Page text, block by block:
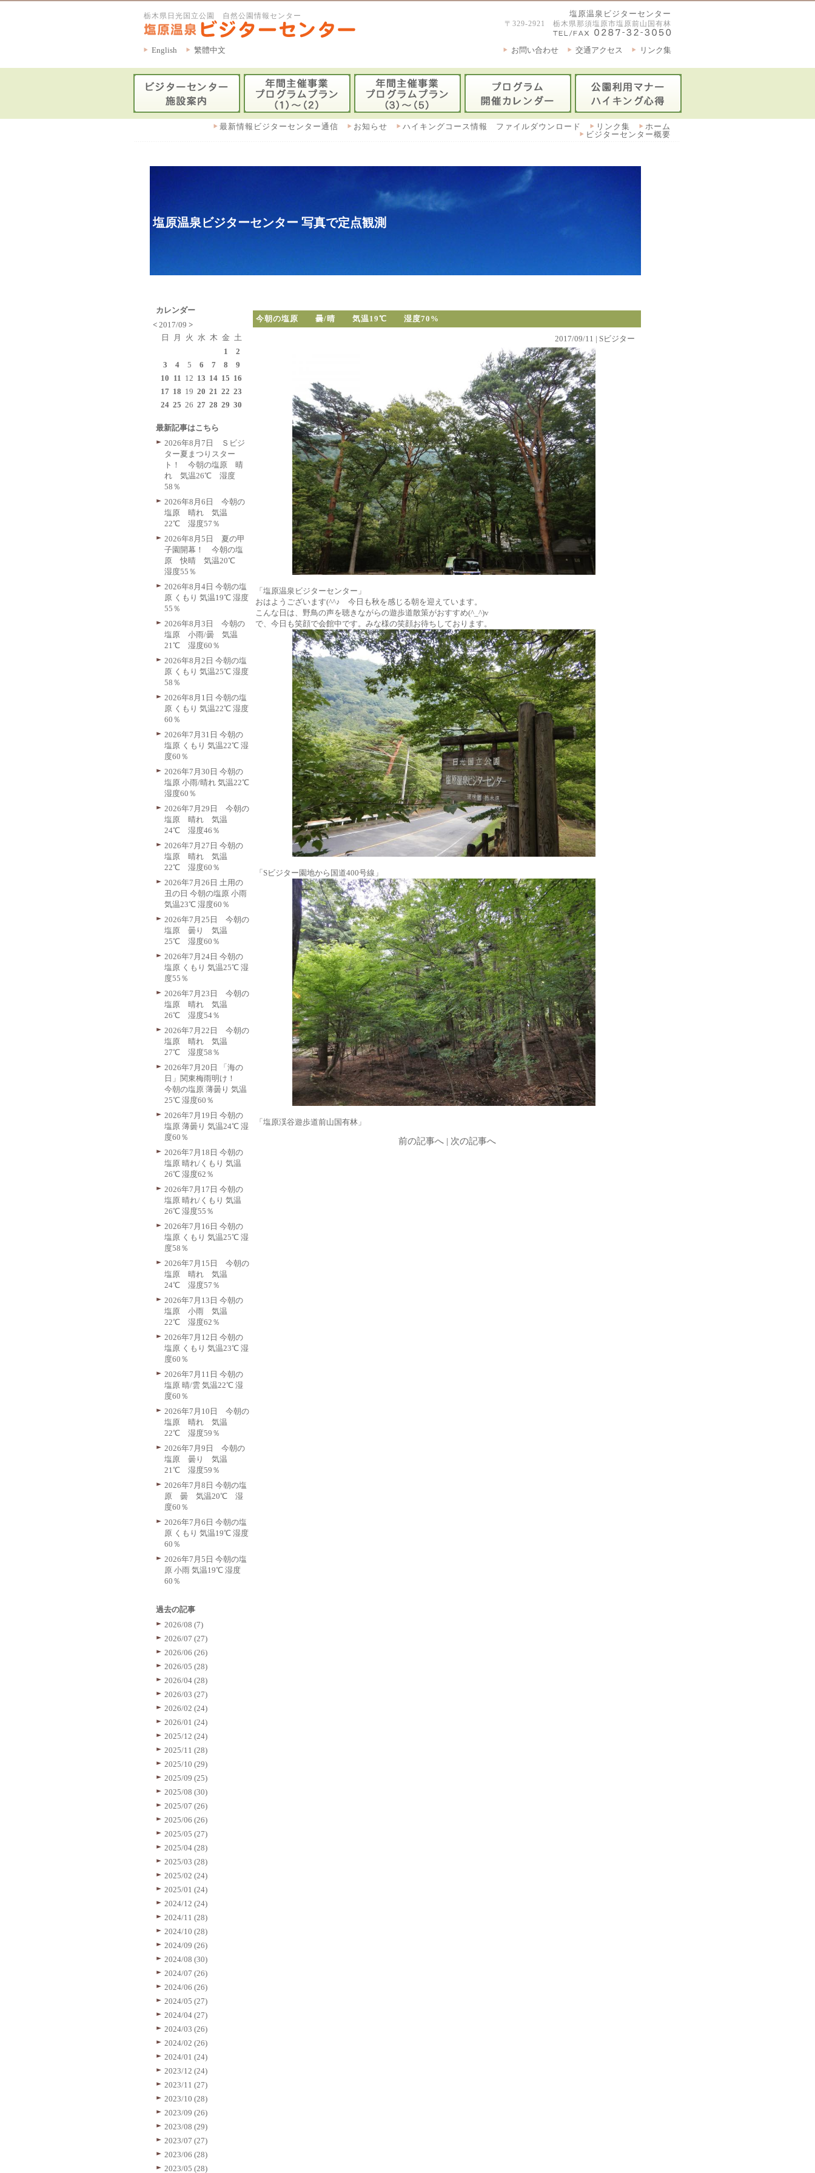
栃木県日光国立公園 自然公園情報センター 塩原温泉ビジターセンター
〒329-2921 栃木県那須塩原市塩原前山国有林
English 繁體中文 リンク集
交通アクセス
お問い合わせ
ホーム
リンク集
ハイキングコース情報 ファイルダウンロード
お知らせ
最新情報ビジターセンター通信
ビジターセンター概要
塩原温泉ビジターセンター 写真で定点観測
今朝の塩原 曇/晴 気温19℃ 湿度70%
2017/09/11 | Sビジター
「塩原温泉ビジターセンター」
おはようございます(^^♪ 今日も秋を感じる朝を迎えています。
こんな日は、野鳥の声を聴きながらの遊歩道散策がおすすめ(^_^)v
で、今日も笑顔で会館中です。みな様の笑顔お待ちしております。
「Sビジター園地から国道400号線」
「塩原渓谷遊歩道前山国有林」
前の記事へ| 次の記事へ
カレンダー
< 2017/09 >
日
月 火 水 木 金 土
1
2
3
4 5 6 7 8
9
10 11 12 13 14 15 16
17 18 19 20 21 22 23
24 25 26 27 28 29 30
最新記事はこちら
2026年8月7日 Ｓビジ
ター夏まつりスター
ト！ 今朝の塩原 晴
れ 気温26℃ 湿度
58％
2026年8月6日 今朝の
塩原 晴れ 気温
22℃ 湿度57％
2026年8月5日 夏の甲
子園開幕！ 今朝の塩
原 快晴 気温20℃
湿度55％
2026年8月4日 今朝の塩
原 くもり 気温19℃ 湿度
55％
2026年8月3日 今朝の
塩原 小雨/曇 気温
21℃ 湿度60％
2026年8月2日 今朝の塩
原 くもり 気温25℃ 湿度
58％
2026年8月1日 今朝の塩
原 くもり 気温22℃ 湿度
60％
2026年7月31日 今朝の
塩原 くもり 気温22℃ 湿
度60％
2026年7月30日 今朝の
塩原 小雨/晴れ 気温22℃
湿度60％
2026年7月29日 今朝の
塩原 晴れ 気温
24℃ 湿度46％
2026年7月27日 今朝の
塩原 晴れ 気温
22℃ 湿度60％
2026年7月26日 土用の
丑の日 今朝の塩原 小雨
気温23℃ 湿度60％
2026年7月25日 今朝の
塩原 曇り 気温
25℃ 湿度60％
2026年7月24日 今朝の
塩原 くもり 気温25℃ 湿
度55％
2026年7月23日 今朝の
塩原 晴れ 気温
26℃ 湿度54％
2026年7月22日 今朝の
塩原 晴れ 気温
27℃ 湿度58％
2026年7月20日 「海の
日」関東梅雨明け！
今朝の塩原 薄曇り 気温
25℃ 湿度60％
2026年7月19日 今朝の
塩原 薄曇り 気温24℃ 湿
度60％
2026年7月18日 今朝の
塩原 晴れ/くもり 気温
26℃ 湿度62％
2026年7月17日 今朝の
塩原 晴れ/くもり 気温
26℃ 湿度55％
2026年7月16日 今朝の
塩原 くもり 気温25℃ 湿
度58％
2026年7月15日 今朝の
塩原 晴れ 気温
24℃ 湿度57％
2026年7月13日 今朝の
塩原 小雨 気温
22℃ 湿度62％
2026年7月12日 今朝の
塩原 くもり 気温23℃ 湿
度60％
2026年7月11日 今朝の
塩原 晴/雲 気温22℃ 湿
度60％
2026年7月10日 今朝の
塩原 晴れ 気温
22℃ 湿度59％
2026年7月9日 今朝の
塩原 曇り 気温
21℃ 湿度59％
2026年7月8日 今朝の塩
原 曇 気温20℃ 湿
度60％
2026年7月6日 今朝の塩
原 くもり 気温19℃ 湿度
60％
2026年7月5日 今朝の塩
原 小雨 気温19℃ 湿度
60％
過去の記事
2026/08 (7)
2026/07 (27)
2026/06 (26)
2026/05 (28)
2026/04 (28)
2026/03 (27)
2026/02 (24)
2026/01 (24)
2025/12 (24)
2025/11 (28)
2025/10 (29)
2025/09 (25)
2025/08 (30)
2025/07 (26)
2025/06 (26)
2025/05 (27)
2025/04 (28)
2025/03 (28)
2025/02 (24)
2025/01 (24)
2024/12 (24)
2024/11 (28)
2024/10 (28)
2024/09 (26)
2024/08 (30)
2024/07 (26)
2024/06 (26)
2024/05 (27)
2024/04 (27)
2024/03 (26)
2024/02 (26)
2024/01 (24)
2023/12 (24)
2023/11 (27)
2023/10 (28)
2023/09 (26)
2023/08 (29)
2023/07 (27)
2023/06 (28)
2023/05 (28)